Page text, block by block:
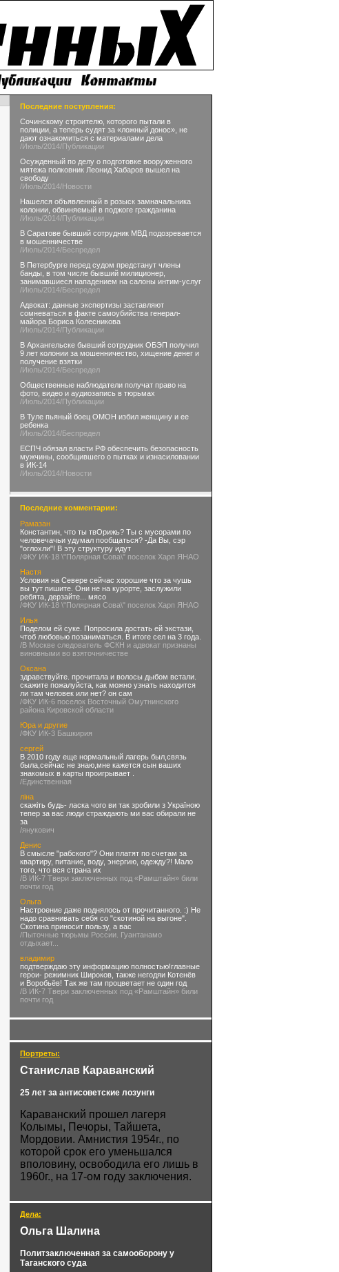
Последние поступления:
Сочинскому строителю, которого пытали в
полиции, а теперь судят за «ложный донос», не
дают ознакомиться с материалами дела
/Июль/2014/Публикации
Осужденный по делу о подготовке вооруженного
мятежа полковник Леонид Хабаров вышел на
свободу
/Июль/2014/Новости
Нашелся объявленный в розыск замначальника
колонии, обвиняемый в поджоге гражданина
/Июль/2014/Публикации
В Саратове бывший сотрудник МВД подозревается
в мошенничестве
/Июль/2014/Беспредел
В Петербурге перед судом предстанут члены
банды, в том числе бывший милиционер,
занимавшиеся нападением на салоны интим-услуг
/Июль/2014/Беспредел
Адвокат: данные экспертизы заставляют
сомневаться в факте самоубийства генерал-
майора Бориса Колесникова
/Июль/2014/Публикации
В Архангельске бывший сотрудник ОБЭП получил
9 лет колонии за мошенничество, хищение денег и
получение взятки
/Июль/2014/Беспредел
Общественные наблюдатели получат право на
фото, видео и аудиозапись в тюрьмах
/Июль/2014/Публикации
В Туле пьяный боец ОМОН избил женщину и ее
ребенка
/Июль/2014/Беспредел
ЕСПЧ обязал власти РФ обеспечить безопасность
мужчины, сообщившего о пытках и изнасиловании
в ИК-14
/Июль/2014/Новости
Последние комментарии:
Рамазан
Константин, что ты твОрижь? Ты с мусорами по
человечачьи удумал пообщаться? -Да Вы, сэр
"оглохли"! В эту структуру идут
/ФКУ ИК-18 \"Полярная Сова\" поселок Харп ЯНАО
Настя
Условия на Севере сейчас хорошие что за чушь
вы тут пишите. Они не на курорте, заслужили
ребята, дерзайте... мясо
/ФКУ ИК-18 \"Полярная Сова\" поселок Харп ЯНАО
Илья
Поделом ей суке. Попросила достать ей экстази,
чтоб любовью позаниматься. В итоге сел на 3 года.
/В Москве следователь ФСКН и адвокат признаны
виновными во взяточничестве
Оксана
здравствуйте. прочитала и волосы дыбом встали.
скажите пожалуйста, как можно узнать находится
ли там человек или нет? он сам
/ФКУ ИК-6 поселок Восточный Омутнинского
района Кировской области
Юра и другие
/ФКУ ИК-3 Башкирия
сергей
В 2010 году еще нормальный лагерь был,связь
была,сейчас не знаю,мне кажется сын ваших
знакомых в карты проигрывает .
/Единственная
ліна
скажіть будь- ласка чого ви так зробили з Україною
тепер за вас люди страждають ми вас обирали не
за
/янукович
Денис
В смысле "рабского"? Они платят по счетам за
квартиру, питание, воду, энергию, одежду?! Мало
того, что вся страна их
/В ИК-7 Твери заключенных под «Рамштайн» били
почти год
Ольга
Настроение даже поднялось от прочитанного. :) Не
надо сравнивать себя со "скотиной на выгоне".
Скотина приносит пользу, а вас
/Пыточные тюрьмы России. Гуантанамо
отдыхает...
владимир
подтверждаю эту информацию полностью!главные
герои- режимник Широков, также негодяи Котенёв
и Воробьёв! Так же там процветает не один год
/В ИК-7 Твери заключенных под «Рамштайн» били
почти год
Портреты:
Станислав Караванский
25 лет за антисоветские лозунги
Караванский прошел лагеря
Колымы, Печоры, Тайшета,
Мордовии. Амнистия 1954г., по
которой срок его уменьшался
вполовину, освободила его лишь в
1960г., на 17-ом году заключения.
Дела:
Ольга Шалина
Политзаключенная за самооборону у
Таганского суда